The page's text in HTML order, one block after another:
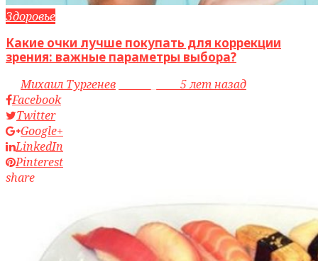
Здоровье
Какие очки лучше покупать для коррекции
зрения: важные параметры выбора?
byМихаил Тургенев
5 лет назад
Facebook
Twitter
Google+
LinkedIn
Pinterest
share